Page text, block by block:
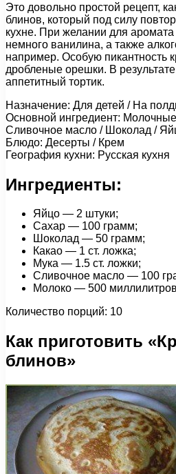
Это довольно простой рецепт,
блинов, который под силу
кухне. При желании для
немного ванилина, а также
например. Особую пикантность
дробленые орешки. В
аппетитный тортик.
Назначение: Для детей / На
Основной ингредиент:
Сливочное масло / Шоколад /
Блюдо: Десерты / Крем
География кухни: Русская кухня
Ингредиенты:
Яйцо — 2 штуки;
Сахар — 100 грамм;
Шоколад — 50 грамм;
Какао — 1 ст. ложка;
Мука — 1.5 ст. ложки;
Сливочное масло — 100
Молоко — 500
Количество порций: 10
Как приготовить
блинов»